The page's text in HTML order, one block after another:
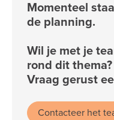
Momenteel
de planning.
Wil je met je
rond dit thema?
Vraag gerust
Contacteer het